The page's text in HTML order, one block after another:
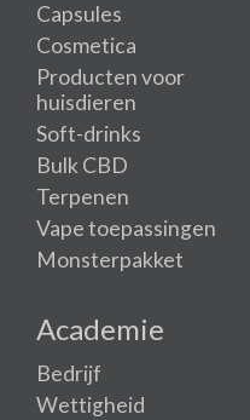
Capsules
Cosmetica
Producten voor
huisdieren
Soft-drinks
Bulk CBD
Terpenen
Vape toepassingen
Monsterpakket
Academie
Bedrijf
Wettigheid